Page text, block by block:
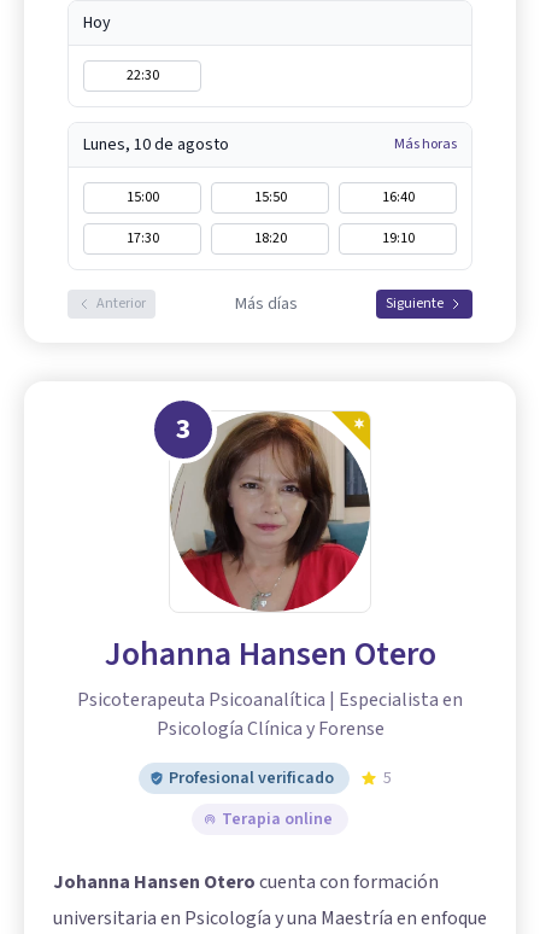
Hoy
22:30
Lunes, 10 de agosto Más horas
15:00 15:50
16:40
17:30
18:20 19:10
Anterior Más días Siguiente
3
Johanna Hansen Otero
Psicoterapeuta Psicoanalítica | Especialista en
Psicología Clínica y Forense
Profesional verificado
5
Terapia online
Johanna Hansen Oterocuenta con formación
universitaria en Psicología y una Maestría en enfoque